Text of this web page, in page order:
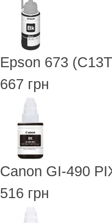
Epson 673
667 грн
Canon GI-490
516 грн